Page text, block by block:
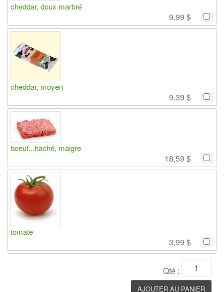
cheddar, doux marbré
9,99 $
cheddar, moyen
9,39 $
boeuf...haché, maigre
18,59 $
tomate
3,99 $
Qté :